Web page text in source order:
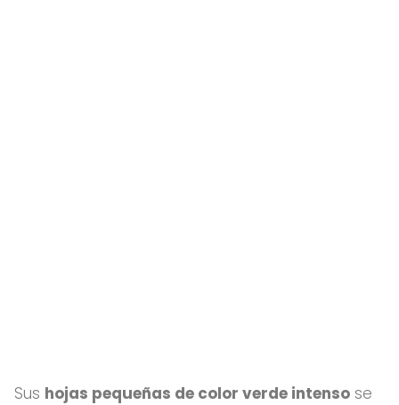
Sus hojas pequeñas de color verde intenso se